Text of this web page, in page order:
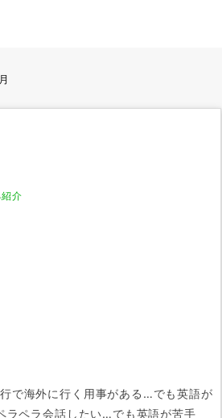
介
で海外に行く用事がある…でも英語が
ラペラ会話したい…でも英語が苦手